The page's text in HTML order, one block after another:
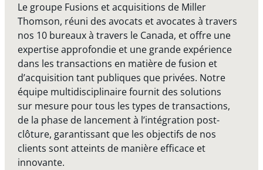
Le groupe Fusions et acquisitions de Miller
Thomson, réuni des avocats et avocates à travers
nos 10 bureaux à travers le Canada, et offre une
expertise approfondie et une grande expérience
dans les transactions en matière de fusion et
d’acquisition tant publiques que privées. Notre
équipe multidisciplinaire fournit des solutions
sur mesure pour tous les types de transactions,
de la phase de lancement à l’intégration post-
clôture, garantissant que les objectifs de nos
clients sont atteints de manière efficace et
innovante.